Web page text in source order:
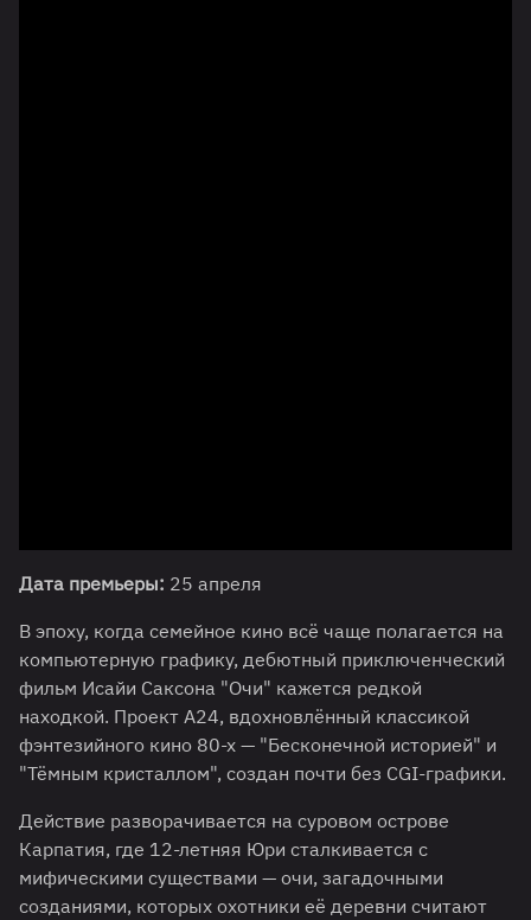
Дата премьеры: 25 апреля
В эпоху, когда семейное кино всё чаще полагается на
компьютерную графику, дебютный приключенческий
фильм Исайи Саксона "Очи" кажется редкой
находкой. Проект A24, вдохновлённый классикой
фэнтезийного кино 80-х — "Бесконечной историей" и
"Тёмным кристаллом", создан почти без CGI-графики.
Действие разворачивается на суровом острове
Карпатия, где 12-летняя Юри сталкивается с
мифическими существами — очи, загадочными
созданиями, которых охотники её деревни считают